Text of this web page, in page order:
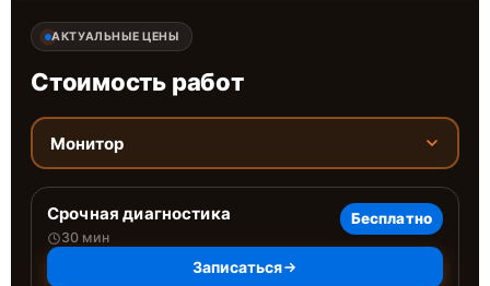
АКТУАЛЬНЫЕ ЦЕНЫ
Стоимость работ
Монитор
Срочная диагностика
30 мин
Бесплатно
Записаться